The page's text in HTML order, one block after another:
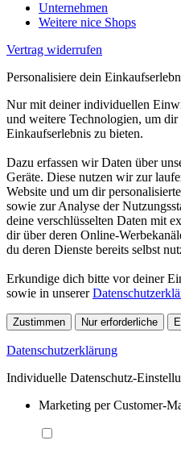
Unternehmen
Weitere nice Shops
Vertrag widerrufen
Personalisiere dein
Nur mit deiner individuellen
und weitere Technologien, um dir
Einkaufserlebnis zu bieten.
Dazu erfassen wir Daten über
Geräte. Diese nutzen wir zur
Website und um dir
sowie zur Analyse der
deine verschlüsselten Daten mit
dir über deren Online-
du deren Dienste bereits selbst
Erkundige dich bitte vor deiner
sowie in unserer
Zustimmen Nur erforderliche
Datenschutzerklärung
Individuelle Datenschutz-
Marketing per Customer-